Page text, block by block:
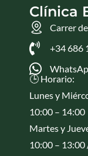
Clínica
Carrer
+34 686
🕒 Horario:
Lunes y
10:00 – 14:00
Martes y
10:00 –